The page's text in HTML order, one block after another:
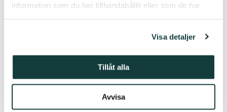
information som du har tillhandahållit eller som de har
Visa detaljer
Tillåt alla
Avvisa
Vuoden 2024 Per Brahe -palkinto
Oskar Sandbergille